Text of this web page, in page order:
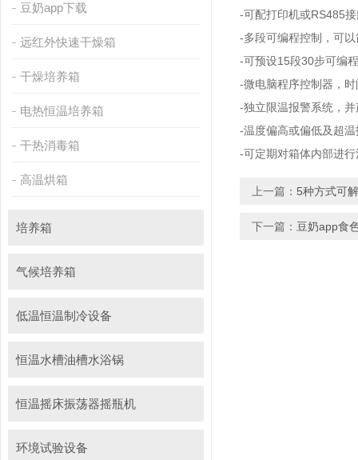
豆奶app下载
远红外快速干燥箱
干燥培养箱
电热恒温培养箱
干热消毒箱
高温烘箱
培养箱
气候培养箱
低温恒温制冷设备
恒温水槽油槽水浴锅
恒温摇床振荡器摇瓶机
环境试验设备
-可配打印机或RS485接
-多段可编程控制，可
-可预设15段30步可编程
-微电脑程序控制器，时
-独立限温报警系统，
-温度偏高或偏低及超温报
-可定期对箱体内部进行
上一篇： 5种方式可
下一篇： 豆奶app食